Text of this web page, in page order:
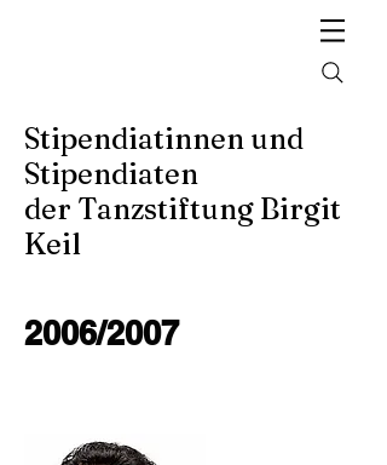
Stipendiatinnen und
Stipendiaten
der Tanzstiftung Birgit
Keil
2006/2007